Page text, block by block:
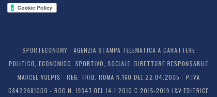
SPORTECONOMY - AGENZIA STAMPA TELEMATICA A CARATTERE
POLITICO, ECONOMICO, SPORTIVO, SOCIALE. DIRETTORE RESPONSABILE
MARCEL VULPIS - REG. TRIB. ROMA N.160 DEL 22.04.2005 - P.IVA
08422681000 - ROC N. 19347 DEL 14.1.2010 C 2015-2019 L&V EDITRICE